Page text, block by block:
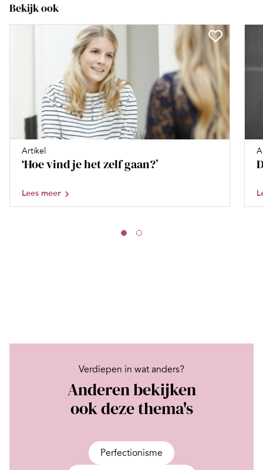
Bekijk ook
Artikel
‘Hoe vind je het zelf gaan?’
Lees meer
Verdiepen in wat anders?
Anderen bekijken
ook deze thema's
Perfectionisme